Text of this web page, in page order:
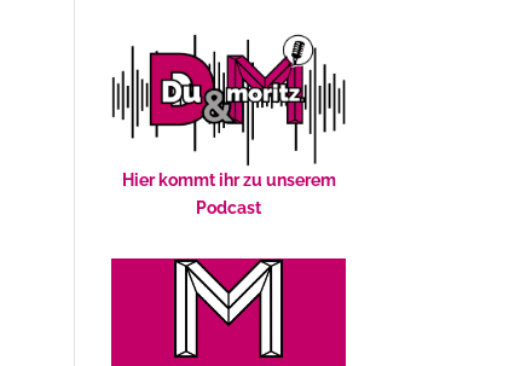
Hier kommt ihr zu unserem
Podcast